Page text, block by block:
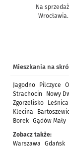
Na
Mieszkania na
Jagodno Pilczyce
Strachocin
Nowy
Zgorzelisko
Leśnica
Klecina
Borek Gądów Mały
Zobacz także:
Warszawa
Gdańsk